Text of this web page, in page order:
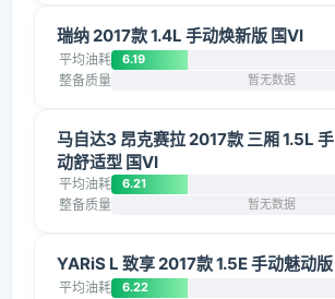
瑞纳 2017款 1.4L 手动焕新版 国VI
平均油耗 6.19
整备质量 暂无数据
马自达3 昂克赛拉 2017款 三厢 1.5L 手
动舒适型 国VI
平均油耗 6.21
整备质量 暂无数据
YARiS L 致享 2017款 1.5E 手动魅动版
平均油耗 6.22